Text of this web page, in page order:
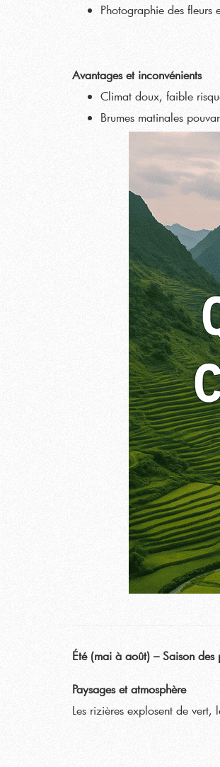
Photographie des fleurs
Avantages et inconvénients
Climat doux, faible
Brumes matinales
Été (mai à août) – Saison
Paysages et atmosphère
Les rizières explosent de vert,